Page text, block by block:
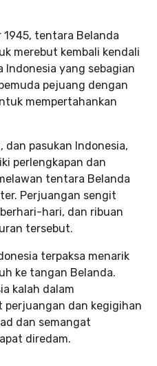
1945, tentara Belanda
merebut kembali kendali
yang sebagian
pejuang dengan
mempertahankan
pasukan Indonesia,
perlengkapan dan
tentara Belanda
Perjuangan sengit
hari, dan ribuan
tersebut.
terpaksa menarik
ke tangan Belanda.
kalah dalam
perjuangan dan kegigihan
dan semangat
diredam.